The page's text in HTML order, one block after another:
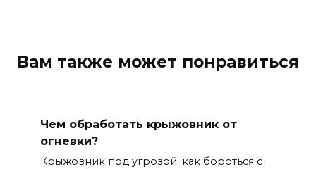
Вам также может понравиться
Чем обработать крыжовник от
огневки?
Крыжовник под угрозой: как бороться с